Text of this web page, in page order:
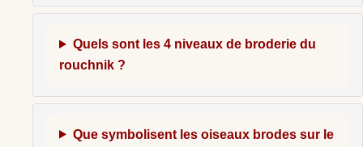
Quels sont les 4 niveaux de broderie du
rouchnik ?
Que symbolisent les oiseaux brodes sur le